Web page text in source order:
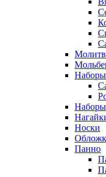
Наборы
Носки
Панно